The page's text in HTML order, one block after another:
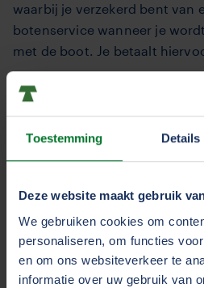
Toestemming Details
Deze website maakt gebruik
We gebruiken cookies om
personaliseren, om functies
en om ons websiteverkeer te
informatie over uw gebruik van
waarbij je verzekerd bent van
botenservice wanneer je
met de boot. Je betaalt
De kosten die de Botenwacht
verzekerd onder jouw
downloaden. Deze app helpt
te kunnen maken tussen een
assistentie. Bovendien wordt